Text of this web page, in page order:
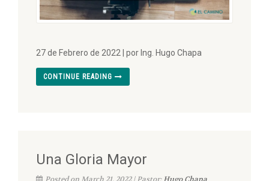
27 de Febrero de 2022 | por Ing. Hugo Chapa
CONTINUE READING
Una Gloria Mayor